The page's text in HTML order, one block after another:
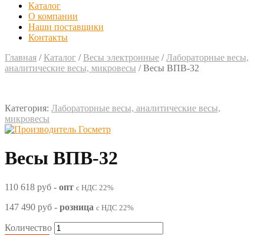
Каталог
О компании
Наши поставщики
Контакты
Главная / Каталог / Весы электронные /Лабораторные весы,
аналитические весы, микровесы /Весы ВПВ-32
Категория: Лабораторные весы, аналитические весы,
микровесы
Весы ВПВ-32
110 618 руб - опт с НДС 22%
147 490 руб - розница с НДС 22%
Количество